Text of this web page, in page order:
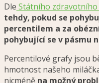
Dle Státního
tehdy, pokud se
percentilem a za
pohybující se v pásmu
Percentilové grafy jsou
hmotnost našeho
nicméně na možný